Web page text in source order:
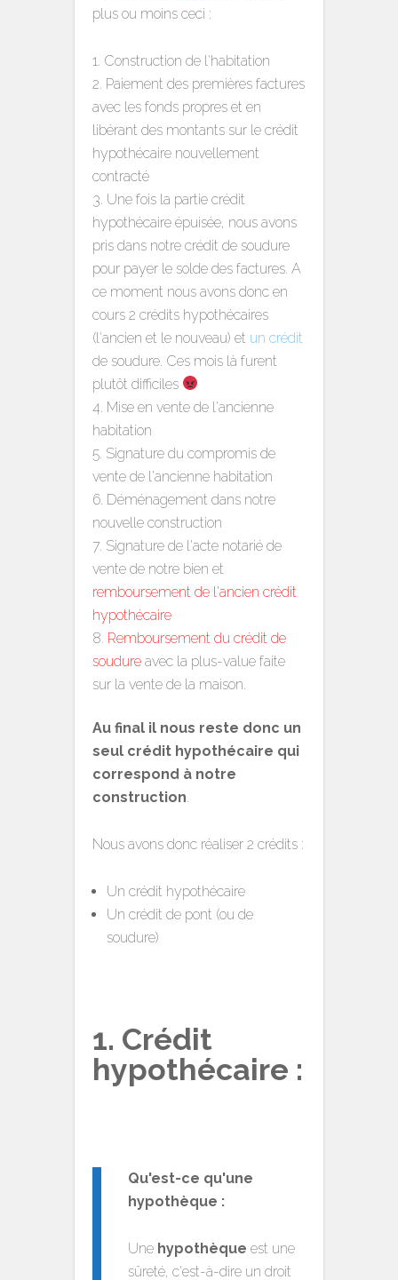
plus ou moins ceci :
Construction de l'habitation
Paiement des premières factures
avec les fonds propres et en
libérant des montants sur le crédit
hypothécaire nouvellement
contracté
Une fois la partie crédit
hypothécaire épuisée, nous avons
pris dans notre crédit de soudure
pour payer le solde des factures. A
ce moment nous avons donc en
cours 2 crédits hypothécaires
(l'ancien et le nouveau) et un crédit
de soudure. Ces mois là furent
plutôt difficiles
Mise en vente de l'ancienne
habitation
Signature du compromis de
vente de l'ancienne habitation
Déménagement dans notre
nouvelle construction
Signature de l'acte notarié de
vente de notre bien et
remboursement de l'ancien crédit
hypothécaire
Remboursement du crédit de
soudure avec la plus-value faite
sur la vente de la maison.
Au final il nous reste donc un
seul crédit hypothécaire qui
correspond à notre
construction
Nous avons donc réaliser 2 crédits :
Un crédit hypothécaire
Un crédit de pont (ou de
soudure)
1. Crédit
hypothécaire :
Qu'est-ce qu'une
hypothèque :
Une hypothèque est une
sûreté, c'est-à-dire un droit